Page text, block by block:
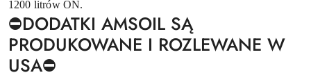
1200 litrów ON.
⛔️DODATKI AMSOIL SĄ
PRODUKOWANE I ROZLEWANE W
USA⛔️